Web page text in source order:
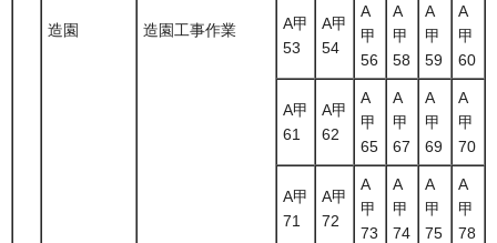
造園 造園工事作業
A甲
53
A甲
54
A
甲
56
A
甲
58
A
甲
59
A
甲
60
A甲
61
A甲
62
A
甲
65
A
甲
67
A
甲
69
A
甲
70
A甲
71
A甲
72
A
甲
73
A
甲
74
A
甲
75
A
甲
78